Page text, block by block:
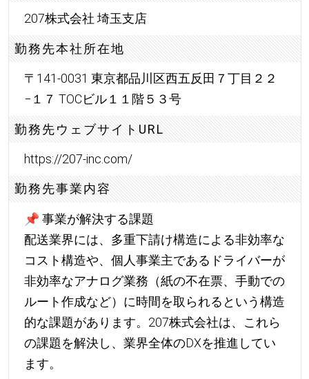
207株式会社 埼玉支店
勤務先本社所在地
〒141-0031 東京都品川区西五反田７丁目２２
−１７ TOCビル１１階５３号
勤務先ウェブサイトURL
https://207-inc.com/
勤務先事業内容
📌 事業が解決する課題
配送業界には、多重下請け構造による非効率な
コスト構造や、個人事業主であるドライバーが
非効率なアナログ業務（紙の不在票、手動での
ルート作成など）に時間を取られるという構造
的な課題があります。207株式会社は、これら
の課題を解決し、業界全体のDXを推進してい
ます。